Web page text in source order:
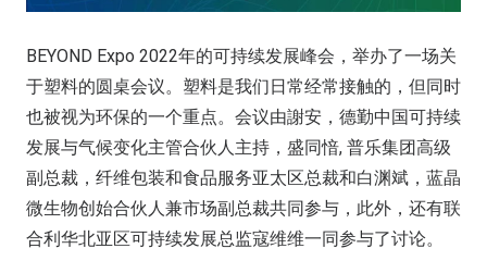
BEYOND Expo 2022年的可持续发展峰会，举办了一场关
于塑料的圆桌会议。塑料是我们日常经常接触的，但同时
也被视为环保的一个重点。会议由謝安，德勤中国可持续
发展与气候变化主管合伙人主持，盛同愔, 普乐集团高级
副总裁，纤维包装和食品服务亚太区总裁和白渊斌，蓝晶
微生物创始合伙人兼市场副总裁共同参与，此外，还有联
合利华北亚区可持续发展总监寇维维一同参与了讨论。